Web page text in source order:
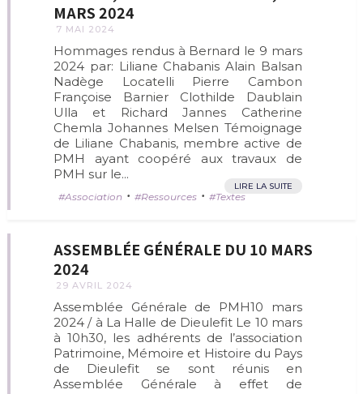
MARS 2024
7 MAI 2024
Hommages rendus à Bernard le 9 mars
2024 par: Liliane Chabanis Alain Balsan
Nadège Locatelli Pierre Cambon
Françoise Barnier Clothilde Daublain
Ulla et Richard Jannes Catherine
Chemla Johannes Melsen Témoignage
de Liliane Chabanis, membre active de
PMH ayant coopéré aux travaux de
PMH sur le...
LIRE LA SUITE
Association • Ressources • Textes
ASSEMBLÉE GÉNÉRALE DU 10 MARS
2024
29 AVRIL 2024
Assemblée Générale de PMH10 mars
2024 / à La Halle de Dieulefit Le 10 mars
à 10h30, les adhérents de l’association
Patrimoine, Mémoire et Histoire du Pays
de Dieulefit se sont réunis en
Assemblée Générale à effet de